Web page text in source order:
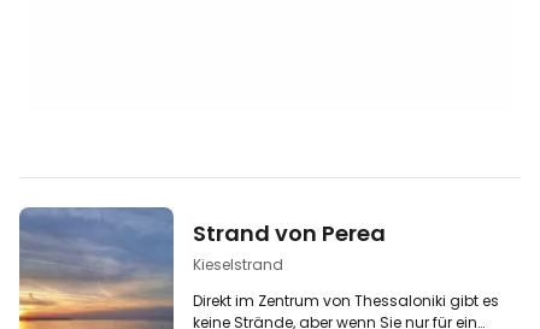
Strand von Perea
Kieselstrand
Direkt im Zentrum von Thessaloniki gibt es
keine Strände, aber wenn Sie nur für ein